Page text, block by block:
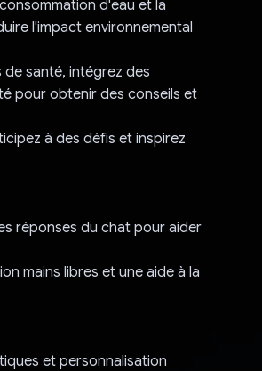
d'eau et la
l'impact environnemental
santé, intégrez des
pour obtenir des conseils et
à des défis et inspirez
réponses du chat pour aider
mains libres et une aide à la
et personnalisation